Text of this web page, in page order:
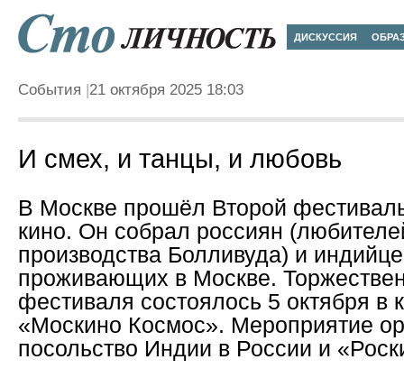
ДИСКУССИЯ
События 21 октября 2025 18:03
И смех, и танцы, и любовь
В Москве прошёл Второй
кино. Он собрал россиян
производства Болливуда) и
проживающих в Москве.
фестиваля состоялось 5 октября в
«Москино Космос». Мероприятие
посольство Индии в России и